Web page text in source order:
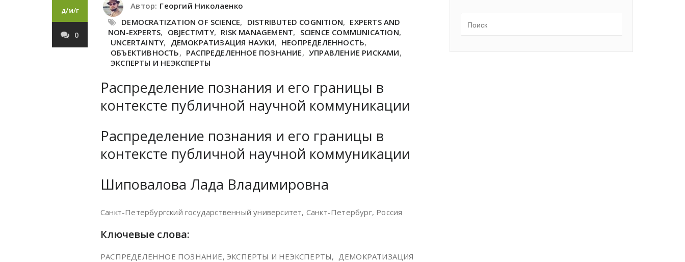
д/м/г
0
Автор: Георгий Николаенко
DEMOCRATIZATION OF SCIENCE, DISTRIBUTED COGNITION, EXPERTS AND
NON-EXPERTS, OBJECTIVITY, RISK MANAGEMENT, SCIENCE COMMUNICATION,
UNCERTAINTY, ДЕМОКРАТИЗАЦИЯ НАУКИ, НЕОПРЕДЕЛЕННОСТЬ,
ОБЪЕКТИВНОСТЬ, РАСПРЕДЕЛЕННОЕ ПОЗНАНИЕ, УПРАВЛЕНИЕ РИСКАМИ,
ЭКСПЕРТЫ И НЕЭКСПЕРТЫ
Распределение познания и его границы в
контексте публичной научной коммуникации
Распределение познания и его границы в
контексте публичной научной коммуникации
Шиповалова Лада Владимировна
Санкт-Петербургский государственный университет, Санкт-Петербург, Россия
Ключевые слова:
РАСПРЕДЕЛЕННОЕ ПОЗНАНИЕ, ЭКСПЕРТЫ И НЕЭКСПЕРТЫ, ДЕМОКРАТИЗАЦИЯ